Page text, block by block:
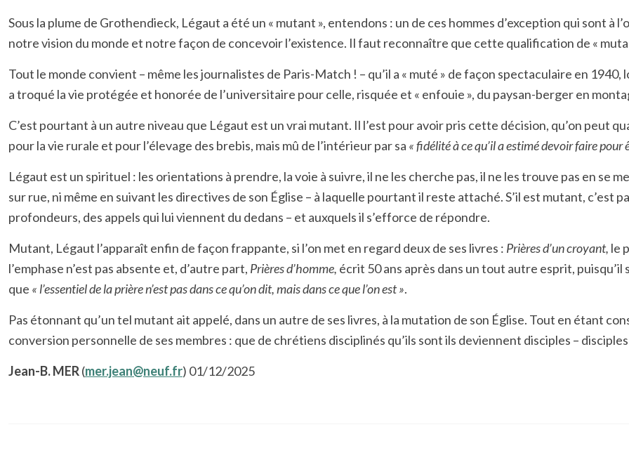
Sous la plume de Grothendieck, Légaut a été un « mutant », entendons : un de ces hommes d’exception qui sont à
notre vision du monde et notre façon de concevoir l’existence. Il faut reconnaître que cette qualification de «
Tout le monde convient – même les journalistes de Paris-Match ! – qu’il a « muté » de façon spectaculaire en
a troqué la vie protégée et honorée de l’universitaire pour celle, risquée et « enfouie », du paysan-berger en
C’est pourtant à un autre niveau que Légaut est un vrai mutant. Il l’est pour avoir pris cette décision, qu’on peut
pour la vie rurale et pour l’élevage des brebis, mais mû de l’intérieur par sa « fidélité à ce qu’il a estimé devoir faire pour
Légaut est un spirituel : les orientations à prendre, la voie à suivre, il ne les cherche pas, il ne les trouve pas en se
sur rue, ni même en suivant les directives de son Église – à laquelle pourtant il reste attaché. S’il est mutant, c’est
profondeurs, des appels qui lui viennent du dedans – et auxquels il s’efforce de répondre.
Mutant, Légaut l’apparaît enfin de façon frappante, si l’on met en regard deux de ses livres : Prières d’un croyant, le
l’emphase n’est pas absente et, d’autre part, Prièresd’homme, écrit 50 ans après dans un tout autre esprit,
que « l’essentiel de la prière n’est pas dans ce qu’on dit, mais dans ce que l’on est ».
Pas étonnant qu’un tel mutant ait appelé, dans un autre de ses livres, à la mutation de son Église. Tout en étant
conversion personnelle de ses membres : que de chrétiens disciplinés qu’ils sont ils deviennent disciples –
Jean-B. MER(mer.jean@neuf.fr) 01/12/2025